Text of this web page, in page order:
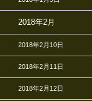
2018年2月
2018年2月10日
2018年2月11日
2018年2月12日